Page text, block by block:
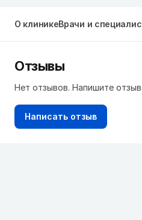
О клиникеВрачи и
Отзывы
Нет отзывов. Напишите
Написать отзыв